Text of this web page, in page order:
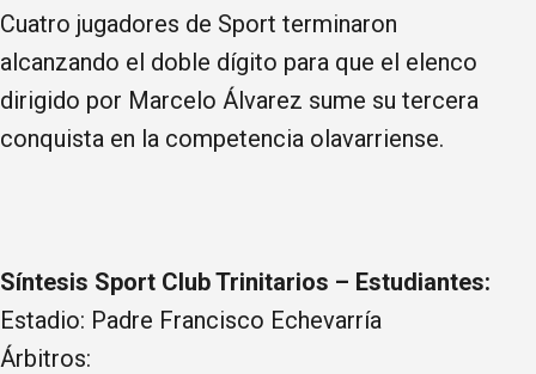
Cuatro jugadores de Sport terminaron
alcanzando el doble dígito para que el elenco
dirigido por Marcelo Álvarez sume su tercera
conquista en la competencia olavarriense.
Síntesis Sport Club Trinitarios – Estudiantes:
Estadio: Padre Francisco Echevarría
Árbitros: